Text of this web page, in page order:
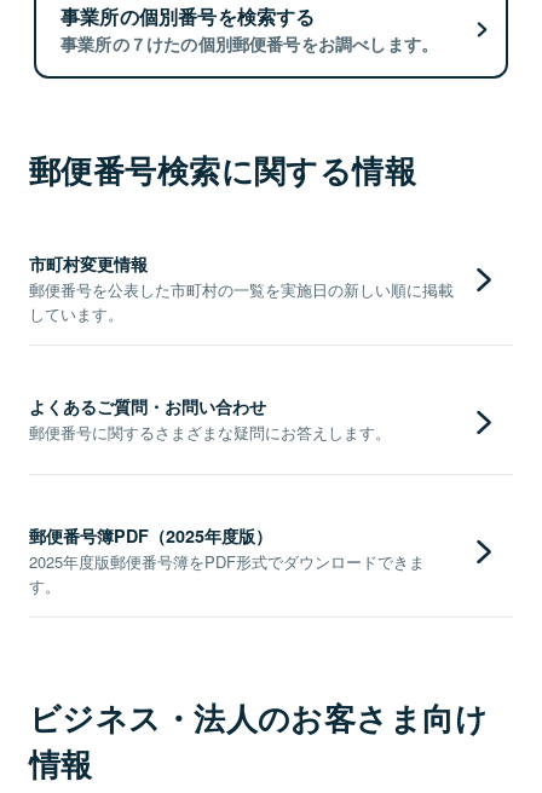
事業所の個別番号を検索する
事業所の７けたの個別郵便番号をお調べします。
郵便番号検索に関する情報
市町村変更情報
郵便番号を公表した市町村の一覧を実施日の新しい順に掲載
しています。
よくあるご質問・お問い合わせ
郵便番号に関するさまざまな疑問にお答えします。
郵便番号簿PDF（2025年度版）
2025年度版郵便番号簿をPDF形式でダウンロードできま
す。
ビジネス・法人のお客さま向け
情報